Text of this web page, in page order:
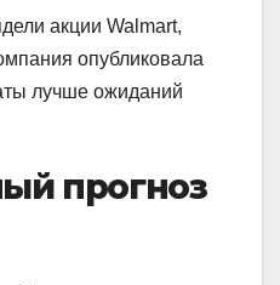
акции Walmart,
опубликовала
лучше ожиданий
прогноз